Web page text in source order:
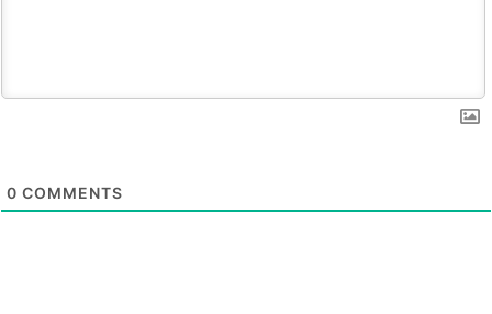
0 COMMENTS